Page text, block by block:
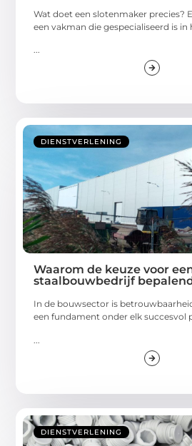
Wat doet een slotenmaker precies?
een vakman die gespecialiseerd is in
...
DIENSTVERLENING
Waarom de keuze voor
staalbouwbedrijf
In de bouwsector is
een fundament onder elk succesvol
DIENSTVERLENING